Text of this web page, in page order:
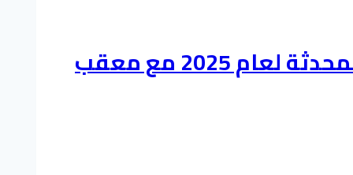
شروط التجنيس في السعودية للأجانب: الدليل المختصر والخطوات المحدثة لعام 2025 مع معقب